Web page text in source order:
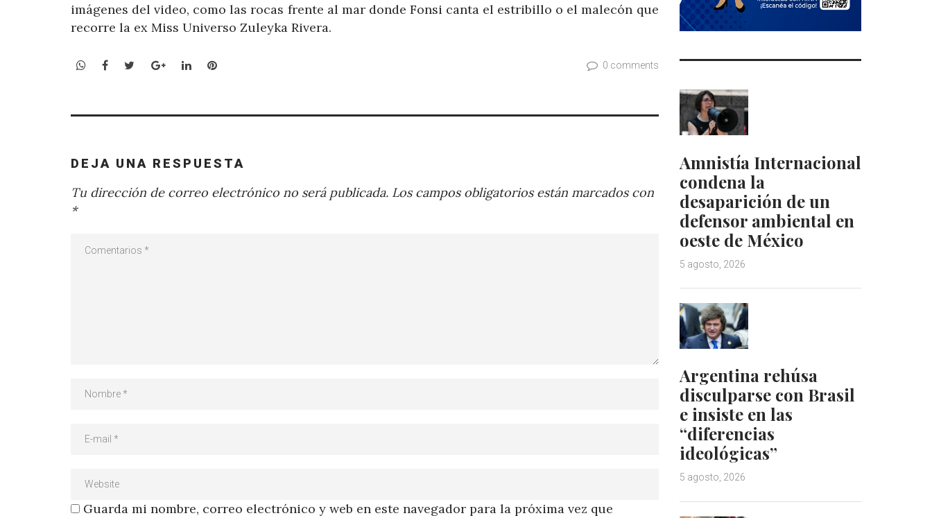
imágenes del video, como las rocas frente al mar donde Fonsi canta el estribillo o el malecón que
recorre la ex Miss Universo Zuleyka Rivera.
WhatsApp
Facebook
TwitterGoogle+LinkedInPinterest 0 comments
DEJA UNA RESPUESTA
Tu dirección de correo electrónico no será publicada. Los campos obligatorios están marcados con
*
Guarda mi nombre, correo electrónico y web en este navegador para la próxima vez que
Amnistía Internacional
condena la
desaparición de un
defensor ambiental en
oeste de México
5 agosto, 2026
Argentina rehúsa
disculparse con Brasil
e insiste en las
“diferencias
ideológicas”
5 agosto, 2026